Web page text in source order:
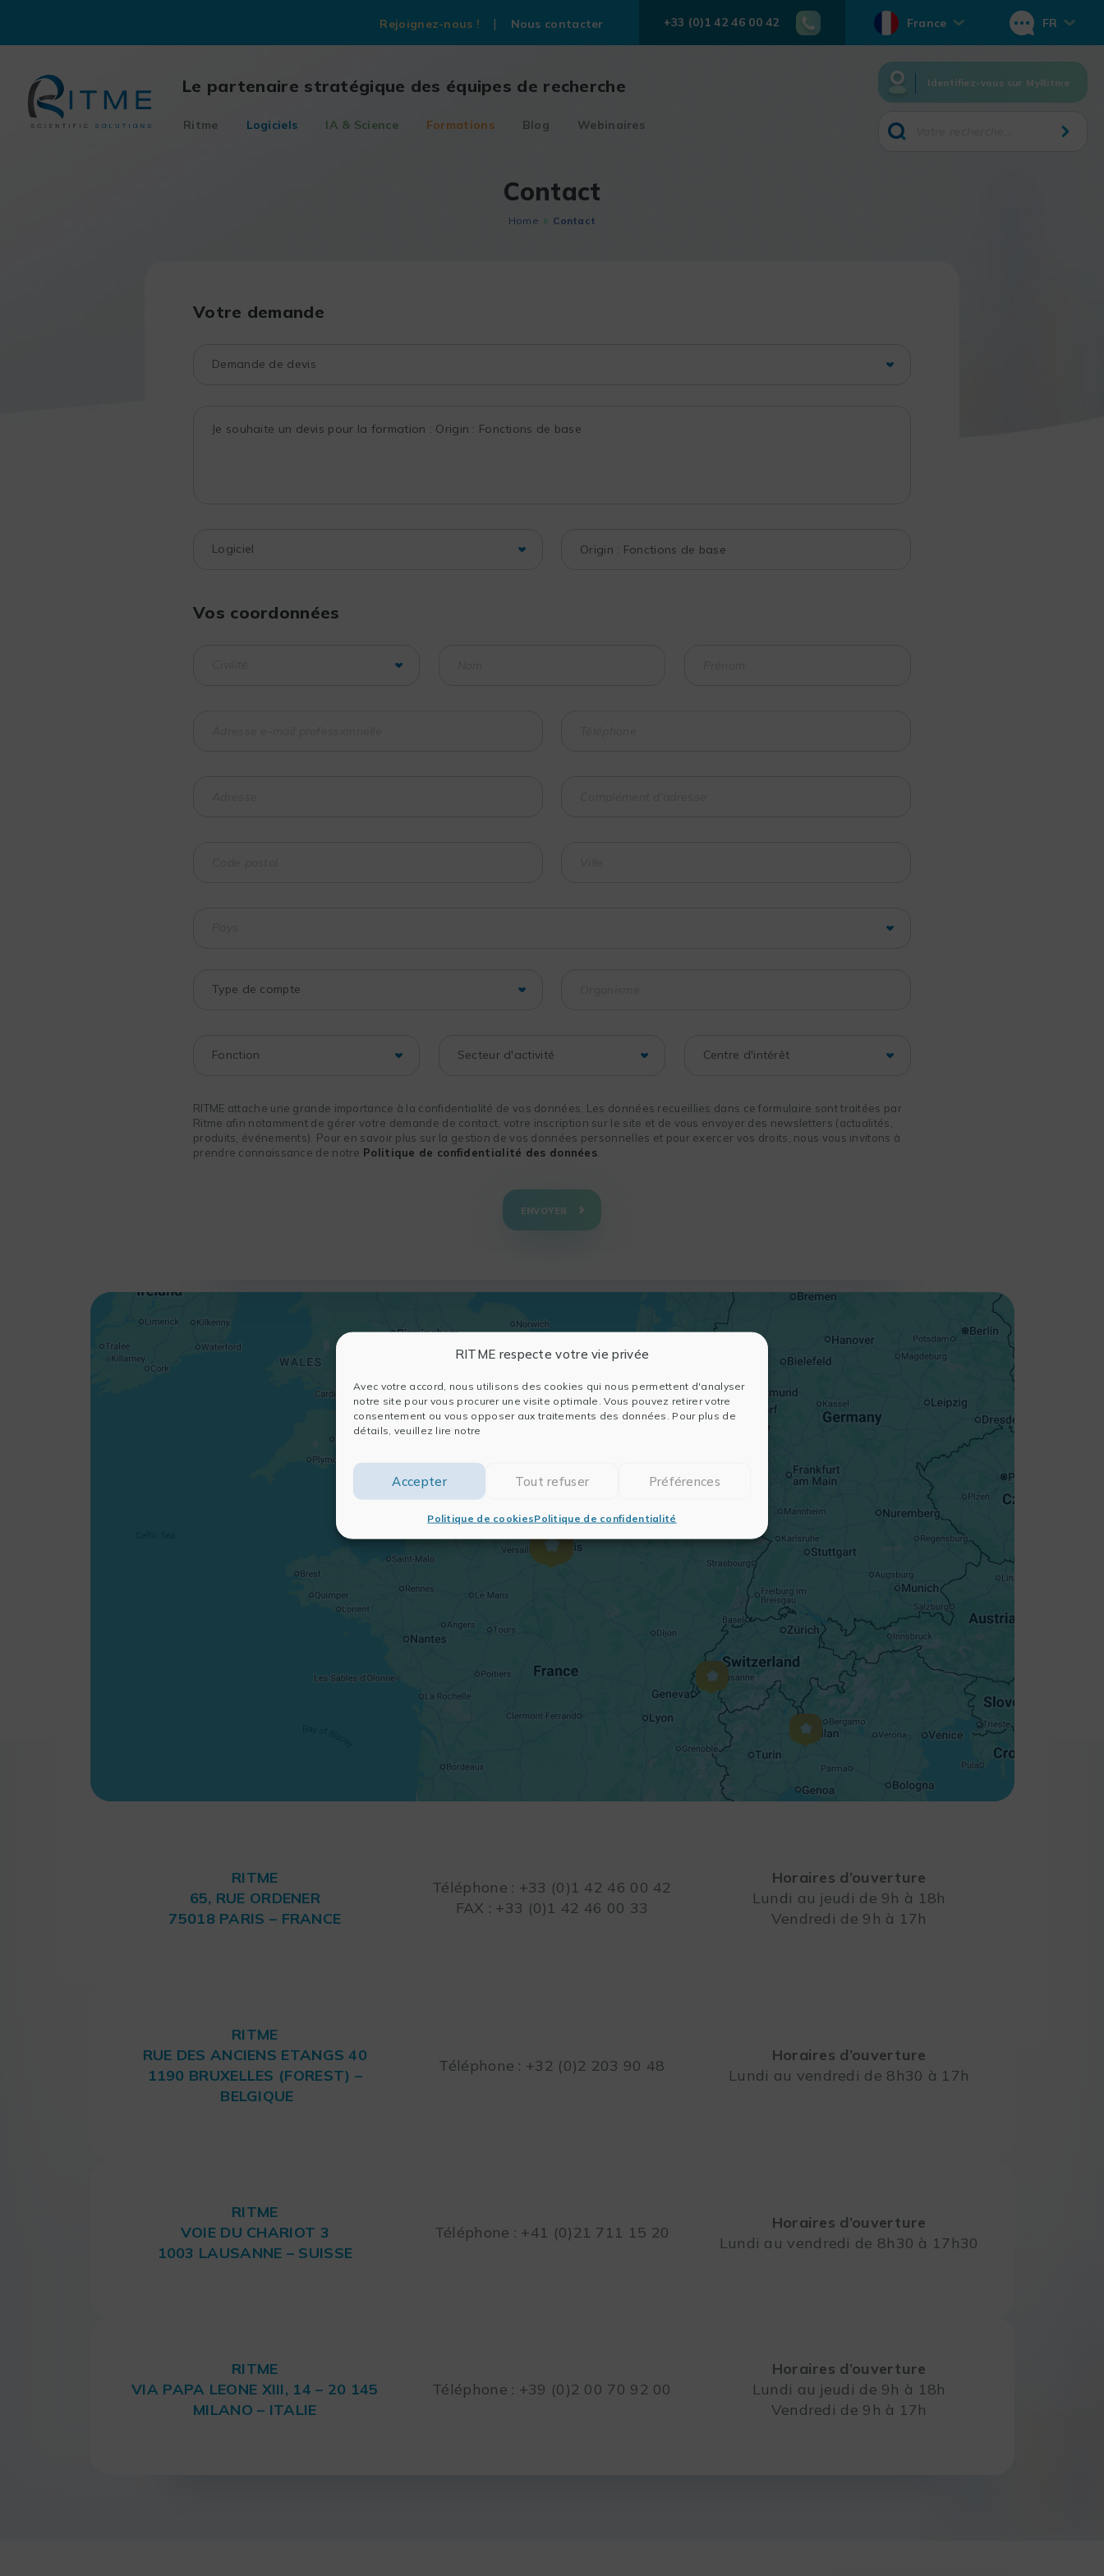
RITME respecte votre vie privée
Avec votre accord, nous utilisons des cookies qui nous permettent d'analyser
notre site pour vous procurer une visite optimale. Vous pouvez retirer votre
consentement ou vous opposer aux traitements des données. Pour plus de
détails, veuillez lire notre
Accepter Tout refuser Préférences
Politique de cookiesPolitique de confidentialité
content
Rejoignez-nous ! Nous contacter +33 (0)1 42 46 00 42 France FR
Le partenaire stratégique des équipes de recherche
Ritme Logiciels IA & Science Formations Blog Webinaires
Identifiez-vous sur MyRitme
Contact
Home Contact
Votre demande
Vos coordonnées
RITME attache une grande importance à la confidentialité de vos données. Les données recueillies dans ce formulaire sont traitées par
Ritme afin notamment de gérer votre demande de contact, votre inscription sur le site et de vous envoyer des newsletters (actualités,
produits, événements). Pour en savoir plus sur la gestion de vos données personnelles et pour exercer vos droits, nous vous invitons à
prendre connaissance de notre Politique de confidentialité des données
ENVOYER
RITME
65, RUE ORDENER
75018 PARIS – FRANCE
Téléphone : +33 (0)1 42 46 00 42
FAX : +33 (0)1 42 46 00 33
Horaires d’ouverture
Lundi au jeudi de 9h à 18h
Vendredi de 9h à 17h
RITME
RUE DES ANCIENS ETANGS 40
1190 BRUXELLES (FOREST) –
BELGIQUE
Téléphone : +32 (0)2 203 90 48
Horaires d’ouverture
Lundi au vendredi de 8h30 à 17h
RITME
VOIE DU CHARIOT 3
1003 LAUSANNE – SUISSE
Téléphone : +41 (0)21 711 15 20
Horaires d’ouverture
Lundi au vendredi de 8h30 à 17h30
RITME
VIA PAPA LEONE XIII, 14 – 20 145
MILANO – ITALIE
Téléphone : +39 (0)2 00 70 92 00
Horaires d’ouverture
Lundi au jeudi de 9h à 18h
Vendredi de 9h à 17h